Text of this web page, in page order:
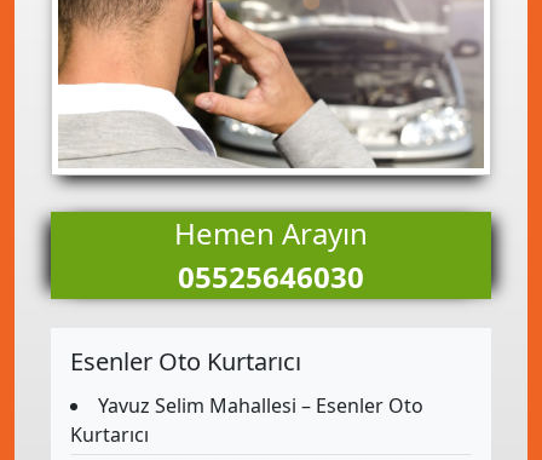
Hemen Arayın
05525646030
Esenler Oto Kurtarıcı
Yavuz Selim Mahallesi – Esenler Oto
Kurtarıcı